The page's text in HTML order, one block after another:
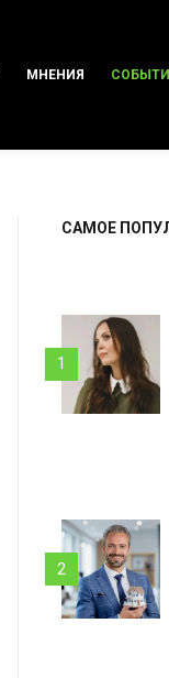
МНЕНИЯ
САМОЕ
1
2